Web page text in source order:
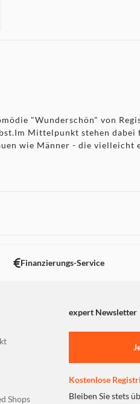
"Wunderschön" von
Mittelpunkt stehen
wie Männer - die vielleicht
Finanzierungs-Service
expert Newsletter
Shops
Kostenlose
Bleiben Sie stets